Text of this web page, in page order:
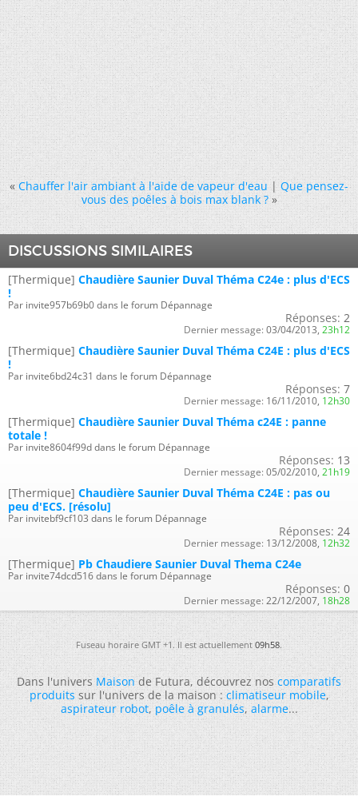
« Chauffer l'air ambiant à l'aide de vapeur d'eau|Que pensez-
vous des poêles à bois max blank ? »
DISCUSSIONS SIMILAIRES
[Thermique] Chaudière Saunier Duval Théma C24e : plus d'ECS
!
Par invite957b69b0 dans le forum Dépannage
Réponses: 2
Dernier message: 03/04/2013, 23h12
[Thermique] Chaudière Saunier Duval Théma C24E : plus d'ECS
!
Par invite6bd24c31 dans le forum Dépannage
Réponses: 7
Dernier message: 16/11/2010, 12h30
[Thermique] Chaudière Saunier Duval Théma c24E : panne
totale !
Par invite8604f99d dans le forum Dépannage
Réponses: 13
Dernier message: 05/02/2010, 21h19
[Thermique] Chaudière Saunier Duval Théma C24E : pas ou
peu d'ECS. [résolu]
Par invitebf9cf103 dans le forum Dépannage
Réponses: 24
Dernier message: 13/12/2008, 12h32
[Thermique] Pb Chaudiere Saunier Duval Thema C24e
Par invite74dcd516 dans le forum Dépannage
Réponses: 0
Dernier message: 22/12/2007, 18h28
Fuseau horaire GMT +1. Il est actuellement09h58.
Dans l'universMaisonde Futura, découvrez noscomparatifs
produitssur l'univers de la maison :climatiseur mobile,
aspirateur robot,poêle à granulés,alarme...